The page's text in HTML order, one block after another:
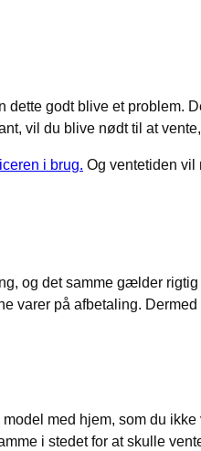
dette godt blive et problem.
vil du blive nødt til at
i brug. Og ventetiden vil
og det samme gælder
varer på afbetaling.
med hjem, som du
i stedet for at skulle